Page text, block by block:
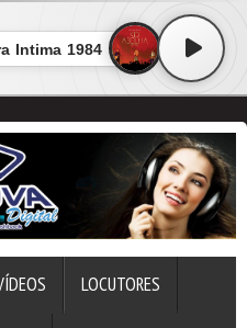
Intima 1984
LOCUTORES